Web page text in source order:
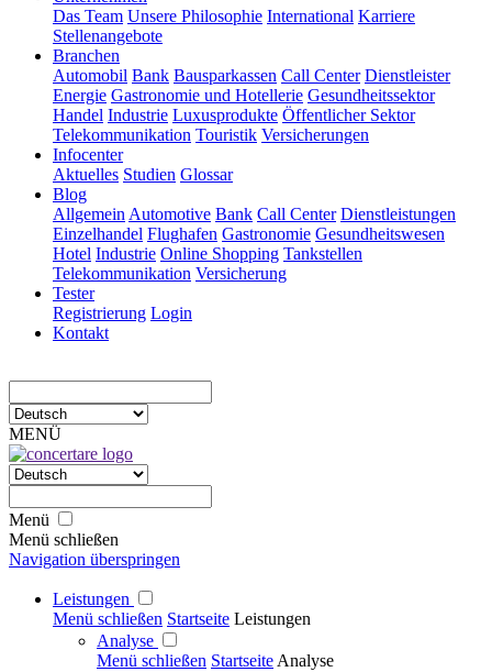
Das Team Unsere Philosophie International Karriere
Stellenangebote
Branchen
Automobil Bank Bausparkassen Call Center Dienstleister
Energie Gastronomie und Hotellerie Gesundheitssektor
Handel Industrie Luxusprodukte Öffentlicher Sektor
Telekommunikation Touristik Versicherungen
Infocenter
Aktuelles Studien Glossar
Blog
Allgemein Automotive Bank Call Center Dienstleistungen
Einzelhandel Flughafen Gastronomie Gesundheitswesen
Hotel Industrie Online Shopping Tankstellen
Telekommunikation Versicherung
Tester
Registrierung Login
Kontakt
MENÜ
Menü
Menü schließen
Navigation überspringen
Leistungen
Menü schließen Startseite Leistungen
Analyse
Menü schließen Startseite Analyse